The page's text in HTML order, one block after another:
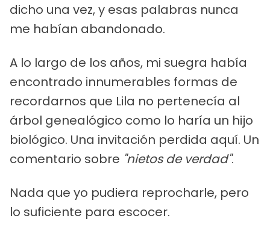
dicho una vez, y esas palabras nunca
me habían abandonado.
A lo largo de los años, mi suegra había
encontrado innumerables formas de
recordarnos que Lila no pertenecía al
árbol genealógico como lo haría un hijo
biológico. Una invitación perdida aquí. Un
comentario sobre "nietos de verdad".
Nada que yo pudiera reprocharle, pero
lo suficiente para escocer.